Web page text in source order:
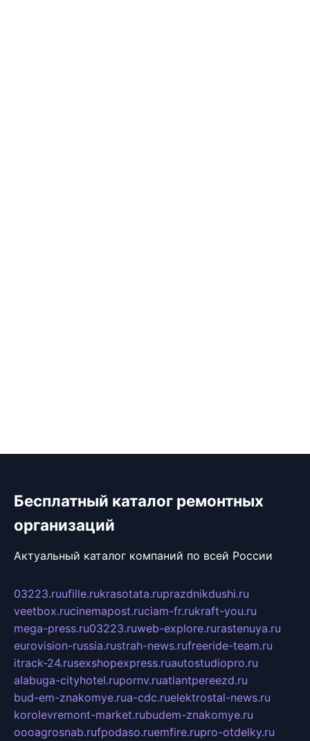
Бесплатный каталог ремонтных
организаций
Актуальный каталог компаний по всей России
03223.ruufille.rukrasotata.ruprazdnikdushi.ru
veetbox.rucinemapost.ruciam-fr.rukraft-you.ru
mega-press.ru03223.ruweb-explore.rurastenuya.ru
eurovision-russia.rustrah-news.rufreeride-team.ru
itrack-24.rusexshopexpress.ruautostudiopro.ru
alabuga-cityhotel.rupornv.ruatlantpereezd.ru
bud-em-znakomye.rua-cdc.ruelektrostal-news.ru
korolevremont-market.rubudem-znakomye.ru
oooagrosnab.rufpodaso.ruemfire.rupro-otdelky.ru